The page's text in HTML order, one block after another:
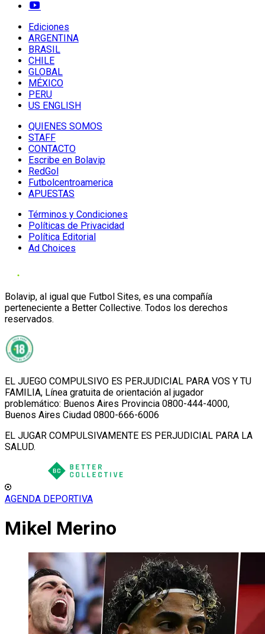
Ediciones
ARGENTINA
BRASIL
CHILE
GLOBAL
MÉXICO
PERU
US ENGLISH
QUIENES SOMOS
STAFF
CONTACTO
Escribe en Bolavip
RedGol
Futbolcentroamerica
APUESTAS
Términos y Condiciones
Políticas de Privacidad
Política Editorial
Ad Choices
Bolavip, al igual que Futbol Sites, es una compañía
perteneciente a Better Collective. Todos los derechos
reservados.
EL JUEGO COMPULSIVO ES PERJUDICIAL PARA VOS Y TU
FAMILIA, Línea gratuita de orientación al jugador
problemático: Buenos Aires Provincia 0800-444-4000,
Buenos Aires Ciudad 0800-666-6006
EL JUGAR COMPULSIVAMENTE ES PERJUDICIAL PARA LA
SALUD.
AGENDA DEPORTIVA
Mikel Merino